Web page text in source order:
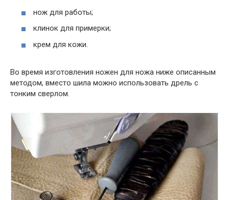
нож для работы;
клинок для примерки;
крем для кожи.
Во время изготовления ножен для ножа ниже описанным
методом, вместо шила можно использовать дрель с
тонким сверлом.